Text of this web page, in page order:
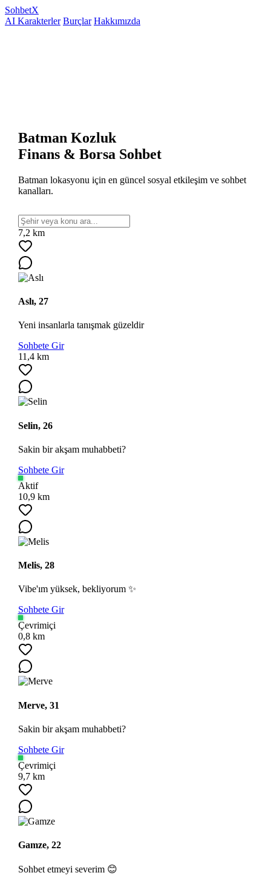
SohbetX
AI Karakterler Burçlar Hakkımızda
Batman Kozluk
Finans & Borsa Sohbet
Batman lokasyonu için en güncel sosyal etkileşim ve sohbet
kanalları.
7,2 km
Aslı, 27
Yeni insanlarla tanışmak güzeldir
Sohbete Gir
11,4 km
Selin, 26
Sakin bir akşam muhabbeti?
Sohbete Gir
Aktif
10,9 km
Melis, 28
Vibe'ım yüksek, bekliyorum ✨
Sohbete Gir
Çevrimiçi
0,8 km
Merve, 31
Sakin bir akşam muhabbeti?
Sohbete Gir
Çevrimiçi
9,7 km
Gamze, 22
Sohbet etmeyi severim 😊